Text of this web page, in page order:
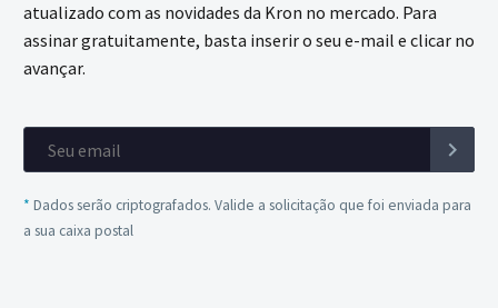
atualizado com as novidades da Kron no mercado. Para
assinar gratuitamente, basta inserir o seu e-mail e clicar no
avançar.
* Dados serão criptografados. Valide a solicitação que foi enviada para
a sua caixa postal